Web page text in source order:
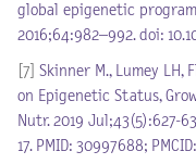
global epigenetic
2016;64:982–992. doi:
[7] Skinner M., Lumey
on Epigenetic Status,
Nutr. 2019 Jul;43(5):627-
17. PMID: 30997688;